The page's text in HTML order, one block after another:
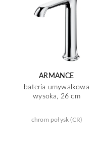
ARMANCE
bateria umywalkowa
wysoka, 26 cm
chrom połysk (CR)